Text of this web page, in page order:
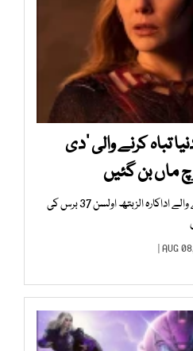
تباہ کرنے والی ’دی
ماں بن گئیں
’دی اوینجرز‘ فلم سے مشہور ہونے والے اداکارہ الزبتھ اولسن 37 برس کی